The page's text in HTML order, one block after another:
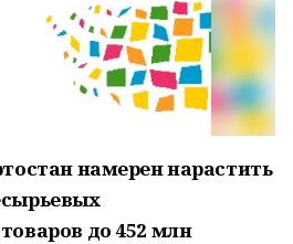
намерен нарастить
до 452 млн